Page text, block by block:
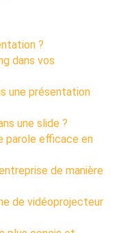
?
dans vos
une présentation
une slide ?
parole efficace en
de manière
de vidéoprojecteur